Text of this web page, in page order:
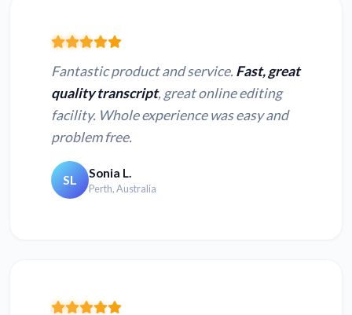
Fantastic product and service. Fast, great
quality transcript, great online editing
facility. Whole experience was easy and
problem free.
SL Sonia L.
Perth, Australia